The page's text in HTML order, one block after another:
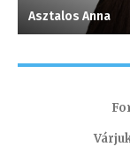
Asztalos Anna